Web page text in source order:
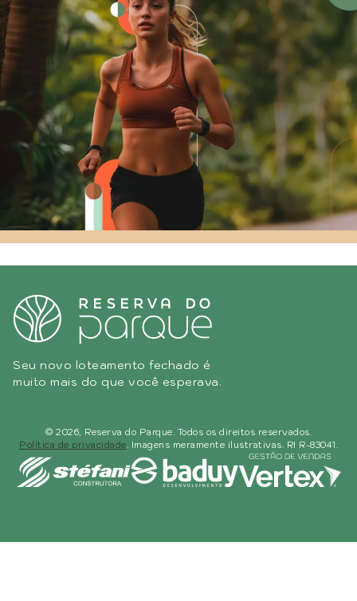
Seu novo loteamento fechado é
muito mais do que você esperava.
© 2026, Reserva do Parque. Todos os direitos reservados.
Política de privacidade. Imagens meramente ilustrativas. RI R-83041.